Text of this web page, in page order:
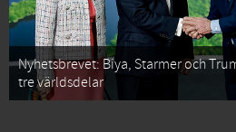
Nyhetsbrevet: Biya, Starmer och
tre världsdelar